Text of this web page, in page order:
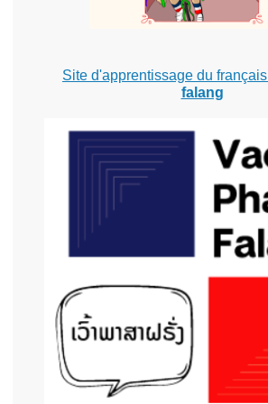
Site d'apprentissage du français
falang